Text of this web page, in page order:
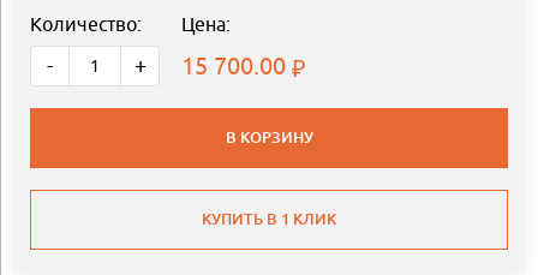
Количество:
- +
Цена:
15 700.00
В КОРЗИНУ
КУПИТЬ В 1 КЛИК